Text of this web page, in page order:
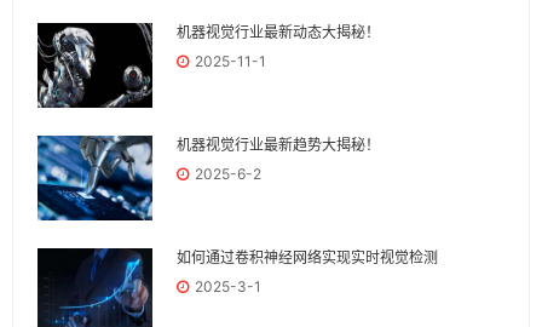
机器视觉行业最新动态大揭秘！
2025-11-1
机器视觉行业最新趋势大揭秘！
2025-6-2
如何通过卷积神经网络实现实时视觉检测
2025-3-1